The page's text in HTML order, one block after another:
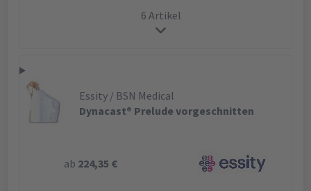
6 Artikel
Essity / BSN Medical
Dynacast® Prelude vorgeschnitten
ab 224,35 €